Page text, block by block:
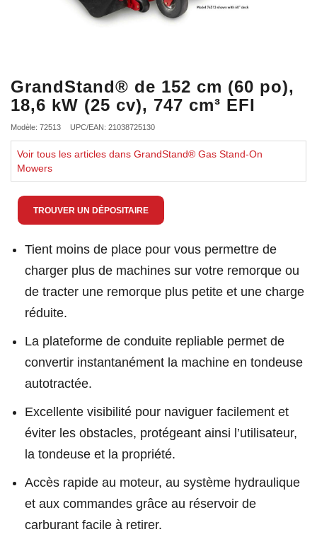
GrandStand® de 152 cm (60 po),
18,6 kW (25 cv), 747 cm³ EFI
Modèle: 72513 UPC/EAN: 21038725130
Voir tous les articles dans GrandStand® Gas Stand-On
Mowers
TROUVER UN DÉPOSITAIRE
Tient moins de place pour vous permettre de
charger plus de machines sur votre remorque ou
de tracter une remorque plus petite et une charge
réduite.
La plateforme de conduite repliable permet de
convertir instantanément la machine en tondeuse
autotractée.
Excellente visibilité pour naviguer facilement et
éviter les obstacles, protégeant ainsi l’utilisateur,
la tondeuse et la propriété.
Accès rapide au moteur, au système hydraulique
et aux commandes grâce au réservoir de
carburant facile à retirer.